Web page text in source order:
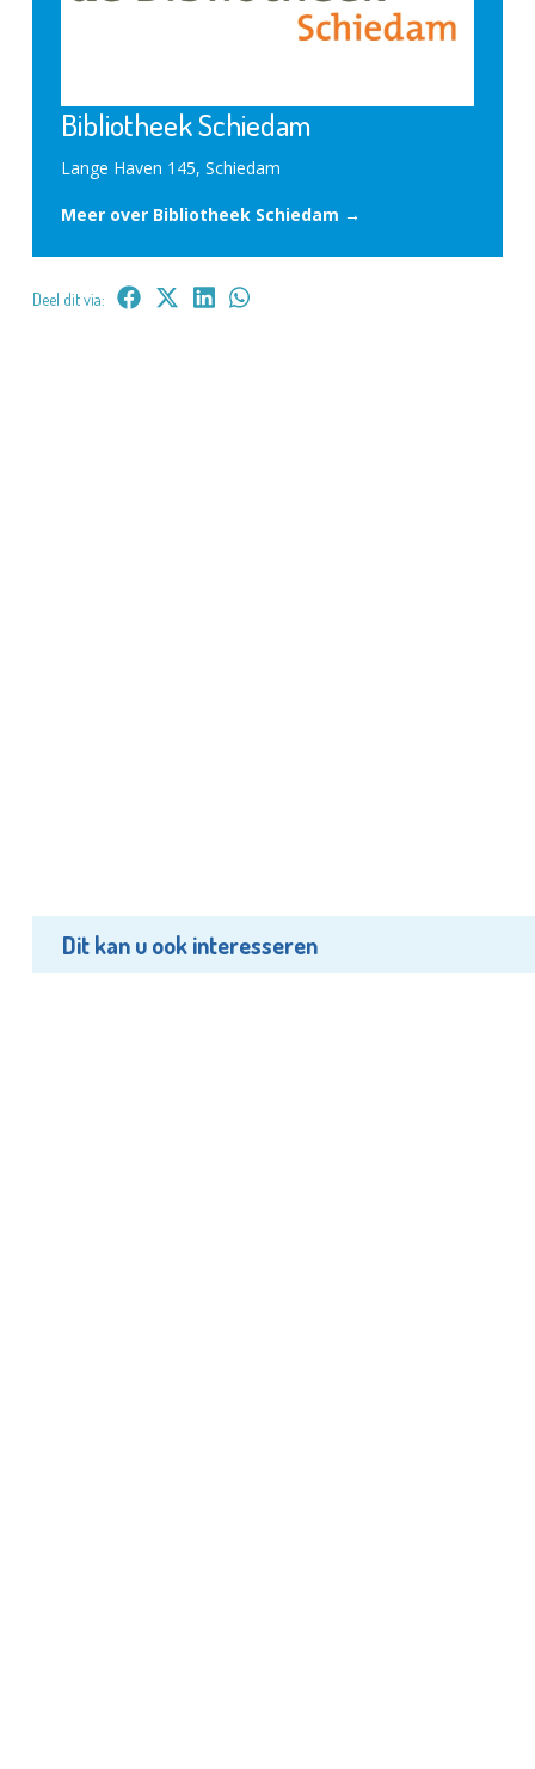
Bibliotheek Schiedam
Lange Haven 145, Schiedam
Meer over Bibliotheek Schiedam →
Deel dit via:
Dit kan u ook interesseren